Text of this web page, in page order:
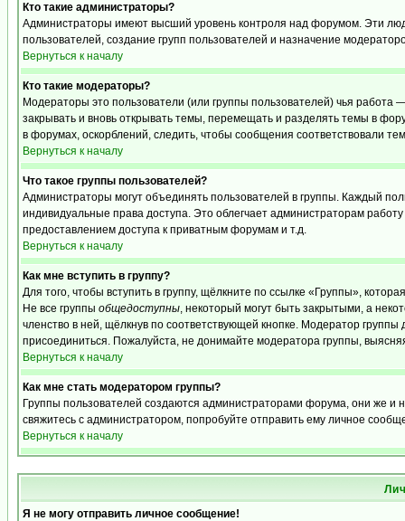
Кто такие администраторы?
Администраторы имеют высший уровень контроля над форумом. Эти
пользователей, создание групп пользователей и назначение
Вернуться к началу
Кто такие модераторы?
Модераторы это пользователи (или группы пользователей) чья
закрывать и вновь открывать темы, перемещать и разделять темы в
в форумах, оскорблений, следить, чтобы сообщения соответствовали
Вернуться к началу
Что такое группы пользователей?
Администраторы могут объединять пользователей в группы. Каждый
индивидуальные права доступа. Это облегчает администраторам
предоставлением доступа к приватным форумам и т.д.
Вернуться к началу
Как мне вступить в группу?
Для того, чтобы вступить в группу, щёлкните по ссылке «Группы»,
Не все группы общедоступны, некоторый могут быть закрытыми, а
членство в ней, щёлкнув по соответствующей кнопке. Модератор
присоединиться. Пожалуйста, не донимайте модератора группы,
Вернуться к началу
Как мне стать модератором группы?
Группы пользователей создаются администраторами форума, они же и
свяжитесь с администратором, попробуйте отправить ему личное
Вернуться к началу
Я не могу отправить личное сообщение!